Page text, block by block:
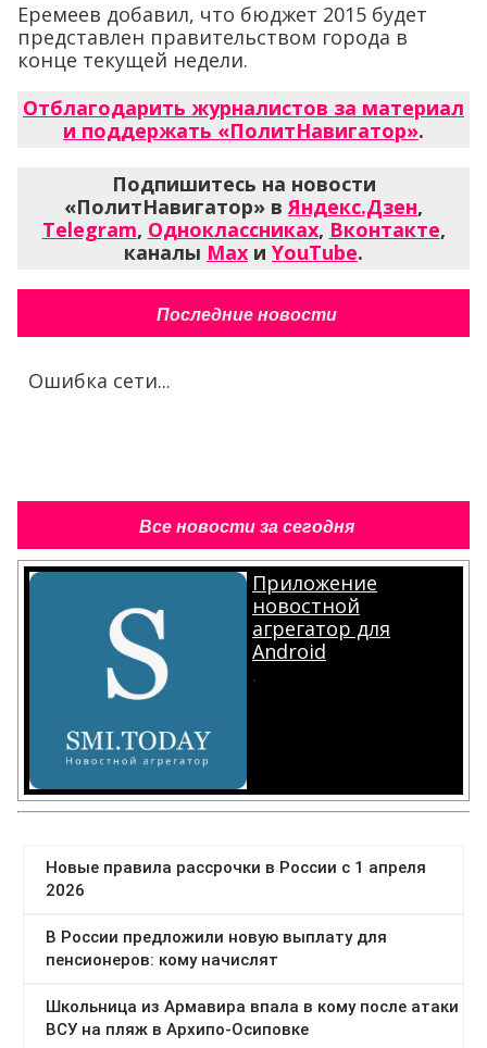
Еремеев добавил, что бюджет 2015 будет
представлен правительством города в
конце текущей недели.
Отблагодарить журналистов за материал
и поддержать «ПолитНавигатор».
Подпишитесь на новости
«ПолитНавигатор» вЯндекс.Дзен,
Telegram, Одноклассниках, Вконтакте,
каналы Max и YouTube.
Последние новости
Ошибка сети...
Все новости за сегодня
Приложение
новостной
агрегатор для
Android
.